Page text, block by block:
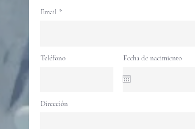
Email
Teléfono Fecha de nacimiento
Dirección